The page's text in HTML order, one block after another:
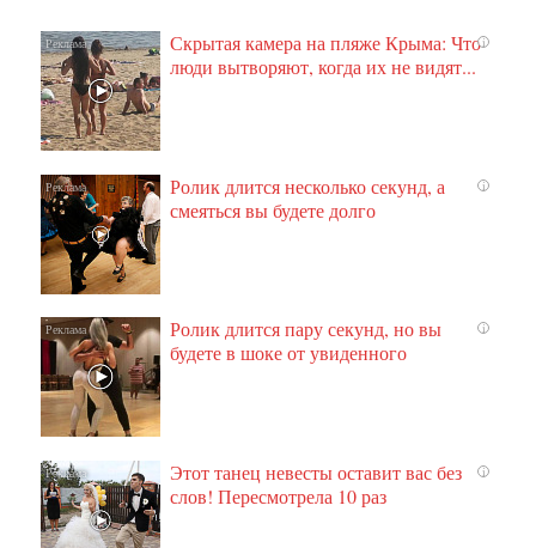
i
Скрытая камера на пляже Крыма: Что
люди вытворяют, когда их не видят...
i
Ролик длится несколько секунд, а
смеяться вы будете долго
i
Ролик длится пару секунд, но вы
будете в шоке от увиденного
i
Этот танец невесты оставит вас без
слов! Пересмотрела 10 раз